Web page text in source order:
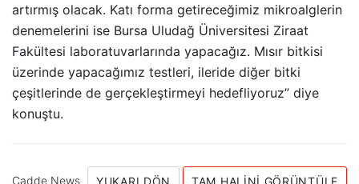
artırmış olacak. Katı forma getireceğimiz mikroalglerin
denemelerini ise Bursa Uludağ Üniversitesi Ziraat
Fakültesi laboratuvarlarında yapacağız. Mısır bitkisi
üzerinde yapacağımız testleri, ileride diğer bitki
çeşitlerinde de gerçekleştirmeyi hedefliyoruz” diye
konuştu.
Cadde News YUKARI DÖN TAM HALINI GÖRÜNTÜLE